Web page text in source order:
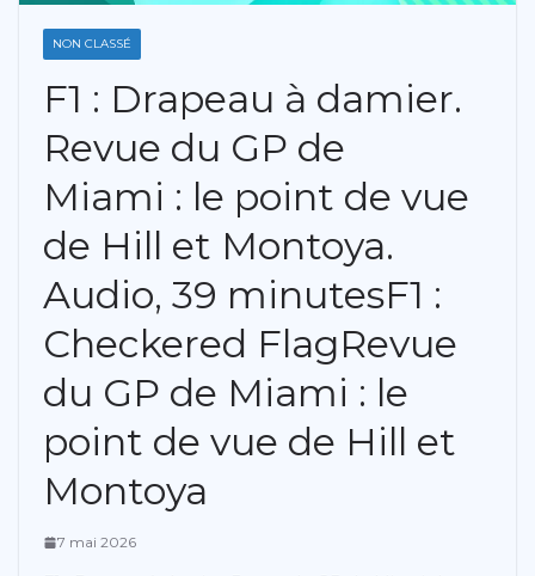
NON CLASSÉ
F1 : Drapeau à damier.
Revue du GP de
Miami : le point de vue
de Hill et Montoya.
Audio, 39 minutesF1 :
Checkered FlagRevue
du GP de Miami : le
point de vue de Hill et
Montoya
7 mai 2026